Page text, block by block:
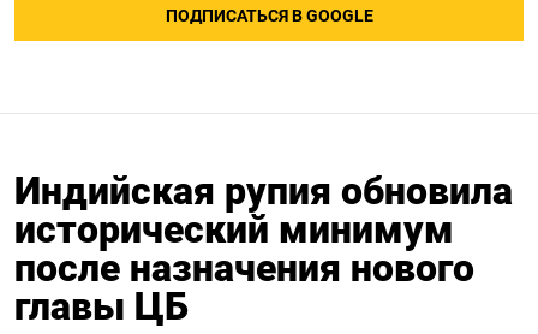
ПОДПИСАТЬСЯ В GOOGLE
Индийская рупия обновила
исторический минимум
после назначения нового
главы ЦБ